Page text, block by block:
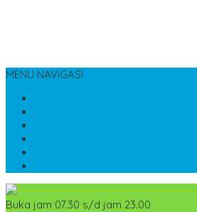
MENU NAVIGASI
Buka jam 07.30 s/d jam 23.00